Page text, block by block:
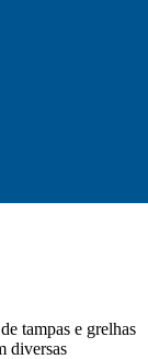
tampas e grelhas
diversas